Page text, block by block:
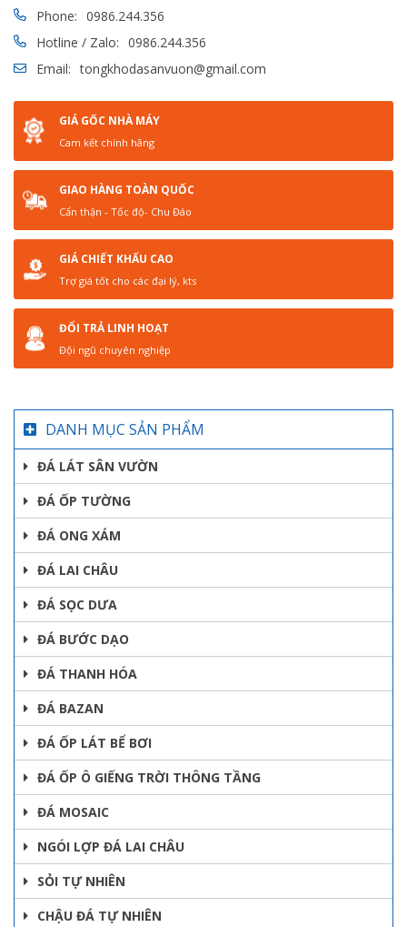
Phone: 0986.244.356
Hotline / Zalo: 0986.244.356
Email: tongkhodasanvuon@gmail.com
GIÁ GỐC NHÀ MÁY
Cam kết chính hãng
GIAO HÀNG TOÀN QUỐC
Cẩn thận - Tốc độ- Chu Đáo
GIÁ CHIẾT KHẤU CAO
Trợ giá tốt cho các đại lý, kts
ĐỔI TRẢ LINH HOẠT
Đội ngũ chuyên nghiệp
DANH MỤC SẢN PHẨM
ĐÁ LÁT SÂN VƯỜN
ĐÁ ỐP TƯỜNG
ĐÁ ONG XÁM
ĐÁ LAI CHÂU
ĐÁ SỌC DƯA
ĐÁ BƯỚC DẠO
ĐÁ THANH HÓA
ĐÁ BAZAN
ĐÁ ỐP LÁT BỂ BƠI
ĐÁ ỐP Ô GIẾNG TRỜI THÔNG TẦNG
ĐÁ MOSAIC
NGÓI LỢP ĐÁ LAI CHÂU
SỎI TỰ NHIÊN
CHẬU ĐÁ TỰ NHIÊN